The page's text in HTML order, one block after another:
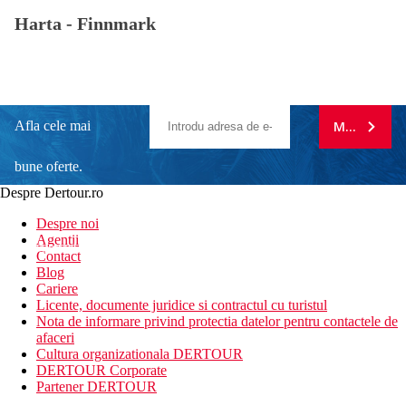
Harta - Finnmark
Afla cele mai
bune oferte.
newsletter!
MA
Despre Dertour.ro
Despre noi
Agentii
Contact
Blog
Cariere
Licente, documente juridice si contractul cu turistul
Nota de informare privind protectia datelor pentru contactele de
afaceri
Cultura organizationala DERTOUR
DERTOUR Corporate
Partener DERTOUR